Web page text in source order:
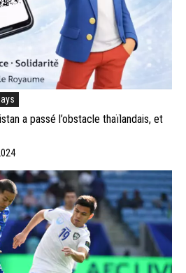
a passé l’obstacle thaïlandais, et